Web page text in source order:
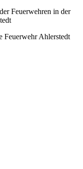
Feuerwehren in der
Feuerwehr Ahlerstedt